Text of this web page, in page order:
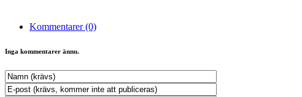
Kommentarer (0)
Inga kommentarer ännu.